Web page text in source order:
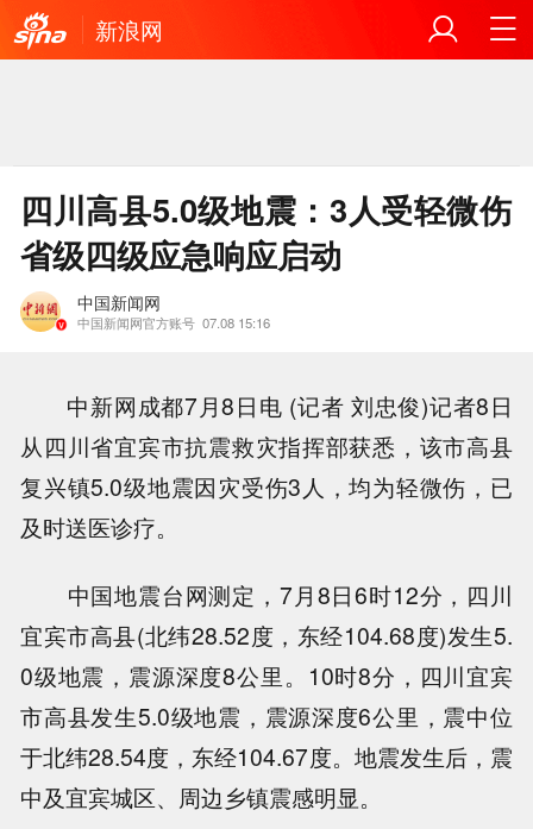
新浪网
四川高县5.0级地震：3人受轻微伤
省级四级应急响应启动
中国新闻网
中国新闻网官方账号 07.08 15:16
中新网成都7月8日电 (记者 刘忠俊)记者8日
从四川省宜宾市抗震救灾指挥部获悉，该市高县
复兴镇5.0级地震因灾受伤3人，均为轻微伤，已
及时送医诊疗。
中国地震台网测定，7月8日6时12分，四川
宜宾市高县(北纬28.52度，东经104.68度)发生5.
0级地震，震源深度8公里。10时8分，四川宜宾
市高县发生5.0级地震，震源深度6公里，震中位
于北纬28.54度，东经104.67度。地震发生后，震
中及宜宾城区、周边乡镇震感明显。